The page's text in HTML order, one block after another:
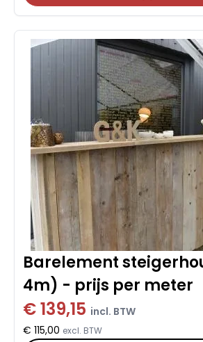
Barelement
4m) - prijs per meter
€ 139,15 incl. BTW
€ 115,00 excl. BTW